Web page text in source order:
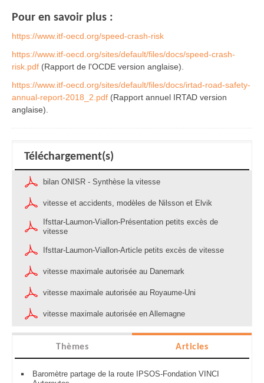
Pour en savoir plus :
https://www.itf-oecd.org/speed-crash-risk
https://www.itf-oecd.org/sites/default/files/docs/speed-crash-
risk.pdf (Rapport de l'OCDE version anglaise).
https://www.itf-oecd.org/sites/default/files/docs/irtad-road-safety-
annual-report-2018_2.pdf (Rapport annuel IRTAD version
anglaise).
Téléchargement(s)
bilan ONISR - Synthèse la vitesse
vitesse et accidents, modèles de Nilsson et Elvik
Ifsttar-Laumon-Viallon-Présentation petits excès de
vitesse
Ifsttar-Laumon-Viallon-Article petits excès de vitesse
vitesse maximale autorisée au Danemark
vitesse maximale autorisée au Royaume-Uni
vitesse maximale autorisée en Allemagne
Thèmes Articles
Baromètre partage de la route IPSOS-Fondation VINCI